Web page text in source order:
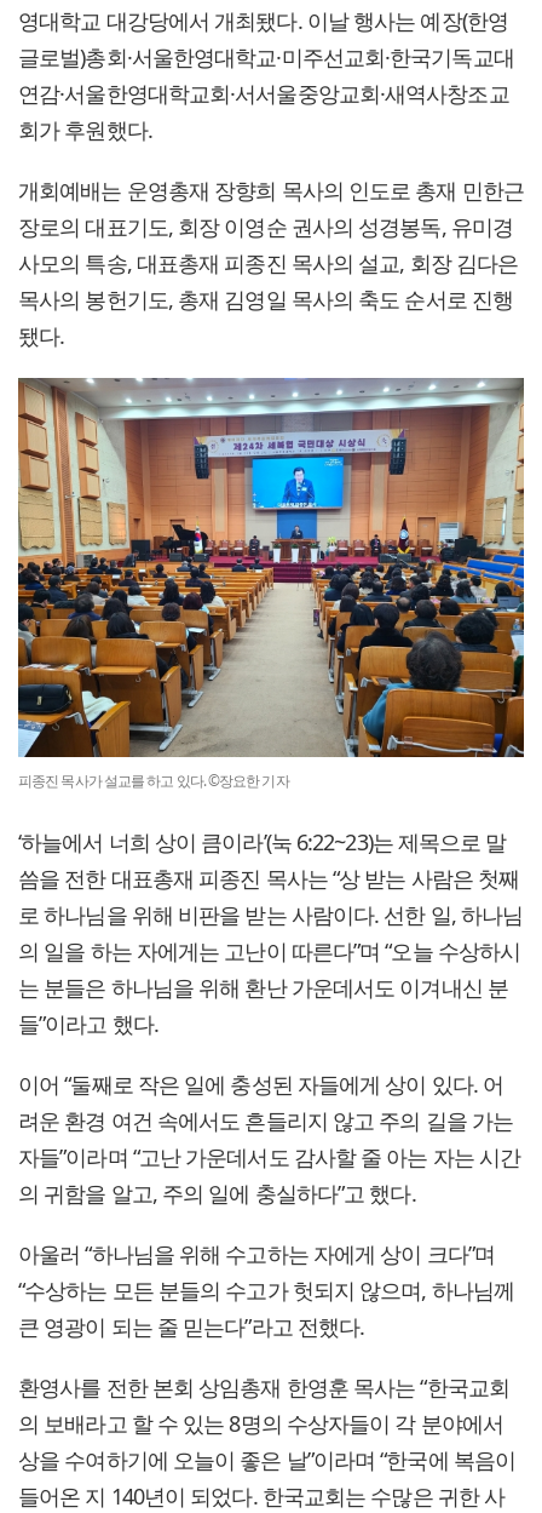
영대학교 대강당에서 개최됐다. 이날 행사는 예장(한영
글로벌)총회·서울한영대학교·미주선교회·한국기독교대
연감·서울한영대학교회·서서울중앙교회·새역사창조교
회가 후원했다.
개회예배는 운영총재 장향희 목사의 인도로 총재 민한근
장로의 대표기도, 회장 이영순 권사의 성경봉독, 유미경
사모의 특송, 대표총재 피종진 목사의 설교, 회장 김다은
목사의 봉헌기도, 총재 김영일 목사의 축도 순서로 진행
됐다.
피종진 목사가 설교를 하고 있다. ©장요한 기자
‘하늘에서 너희 상이 큼이라’(눅 6:22~23)는 제목으로 말
씀을 전한 대표총재 피종진 목사는 “상 받는 사람은 첫째
로 하나님을 위해 비판을 받는 사람이다. 선한 일, 하나님
의 일을 하는 자에게는 고난이 따른다”며 “오늘 수상하시
는 분들은 하나님을 위해 환난 가운데서도 이겨내신 분
들”이라고 했다.
이어 “둘째로 작은 일에 충성된 자들에게 상이 있다. 어
려운 환경 여건 속에서도 흔들리지 않고 주의 길을 가는
자들”이라며 “고난 가운데서도 감사할 줄 아는 자는 시간
의 귀함을 알고, 주의 일에 충실하다”고 했다.
아울러 “하나님을 위해 수고하는 자에게 상이 크다”며
“수상하는 모든 분들의 수고가 헛되지 않으며, 하나님께
큰 영광이 되는 줄 믿는다”라고 전했다.
환영사를 전한 본회 상임총재 한영훈 목사는 “한국교회
의 보배라고 할 수 있는 8명의 수상자들이 각 분야에서
상을 수여하기에 오늘이 좋은 날”이라며 “한국에 복음이
들어온 지 140년이 되었다. 한국교회는 수많은 귀한 사